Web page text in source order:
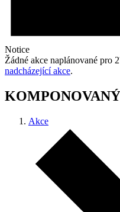
Notice
Žádné akce naplánované pro
nadcházející akce.
Akce